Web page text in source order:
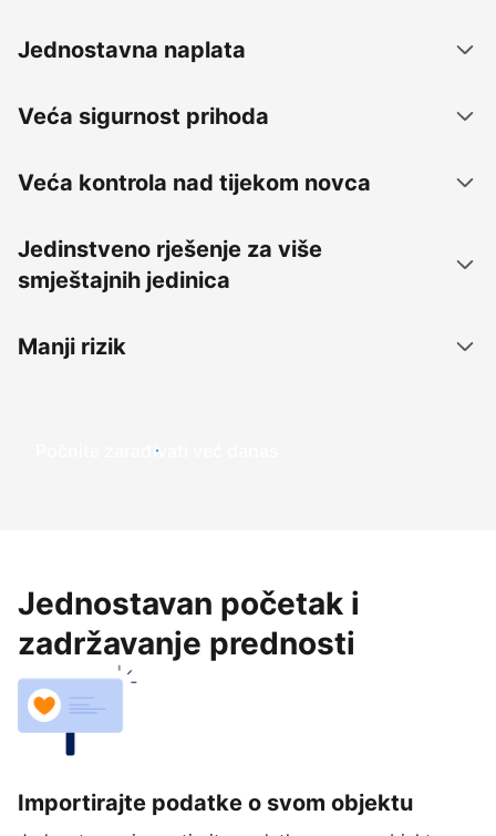
Jednostavna naplata
Veća sigurnost prihoda
Veća kontrola nad tijekom novca
Jedinstveno rješenje za više
smještajnih jedinica
Manji rizik
Počnite zarađivati već ​​danas
Jednostavan početak i
zadržavanje prednosti
Importirajte podatke o svom objektu